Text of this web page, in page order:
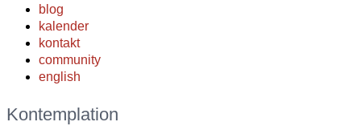
blog
kalender
kontakt
community
english
Kontemplation